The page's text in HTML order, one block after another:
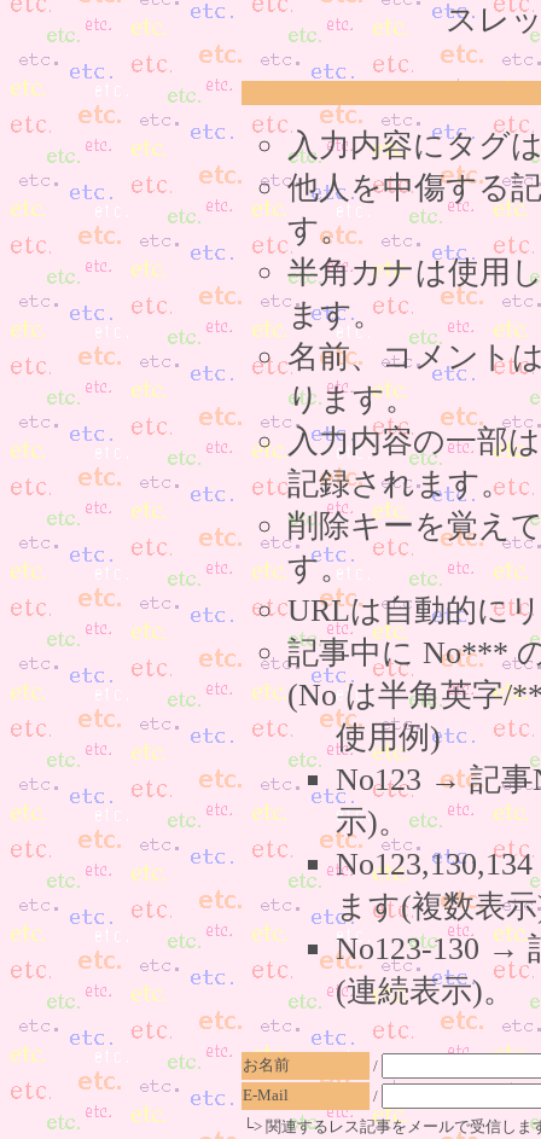
スレ
入力内容にタグ
他人を中傷する
す。
半角カナは使用
ます。
名前、コメント
ります。
入力内容の一部
記録されます。
削除キーを覚え
す。
URLは自動的に
記事中に No***
(No は半角英字/
使用例)
No123 → 記事
示)。
ます(複数表
No123-130 →
(連続表示)。
お名前
/
E-Mail
/
└> 関連するレス記事をメールで受信しま